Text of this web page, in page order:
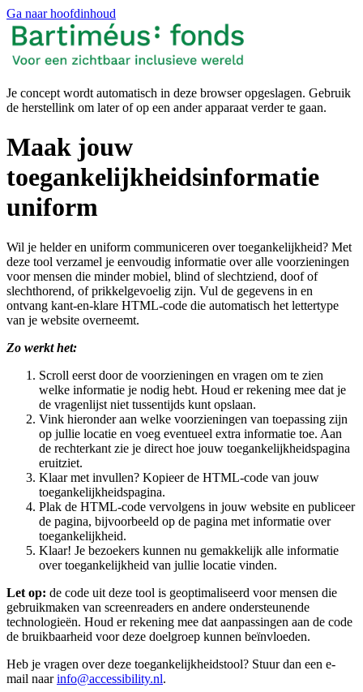
Ga naar hoofdinhoud
Je concept wordt automatisch in deze browser opgeslagen. Gebruik
de herstellink om later of op een ander apparaat verder te gaan.
Maak jouw
toegankelijkheidsinformatie
uniform
Wil je helder en uniform communiceren over toegankelijkheid? Met
deze tool verzamel je eenvoudig informatie over alle voorzieningen
voor mensen die minder mobiel, blind of slechtziend, doof of
slechthorend, of prikkelgevoelig zijn. Vul de gegevens in en
ontvang kant-en-klare HTML-code die automatisch het lettertype
van je website overneemt.
Zo werkt het:
Scroll eerst door de voorzieningen en vragen om te zien
welke informatie je nodig hebt. Houd er rekening mee dat je
de vragenlijst niet tussentijds kunt opslaan.
Vink hieronder aan welke voorzieningen van toepassing zijn
op jullie locatie en voeg eventueel extra informatie toe. Aan
de rechterkant zie je direct hoe jouw toegankelijkheidspagina
eruitziet.
Klaar met invullen? Kopieer de HTML-code van jouw
toegankelijkheidspagina.
Plak de HTML-code vervolgens in jouw website en publiceer
de pagina, bijvoorbeeld op de pagina met informatie over
toegankelijkheid.
Klaar! Je bezoekers kunnen nu gemakkelijk alle informatie
over toegankelijkheid van jullie locatie vinden.
Let op: de code uit deze tool is geoptimaliseerd voor mensen die
gebruikmaken van screenreaders en andere ondersteunende
technologieën. Houd er rekening mee dat aanpassingen aan de code
de bruikbaarheid voor deze doelgroep kunnen beïnvloeden.
Heb je vragen over deze toegankelijkheidstool? Stuur dan een e-
mail naarinfo@accessibility.nl.